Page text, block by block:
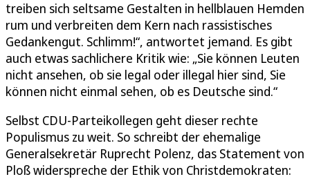
treiben sich seltsame Gestalten in hellblauen Hemden
rum und verbreiten dem Kern nach rassistisches
Gedankengut. Schlimm!“, antwortet jemand. Es gibt
auch etwas sachlichere Kritik wie: „Sie können Leuten
nicht ansehen, ob sie legal oder illegal hier sind, Sie
können nicht einmal sehen, ob es Deutsche sind.“
Selbst CDU-Parteikollegen geht dieser rechte
Populismus zu weit. So schreibt der ehemalige
Generalsekretär Ruprecht Polenz, das Statement von
Ploß widerspreche der Ethik von Christdemokraten: